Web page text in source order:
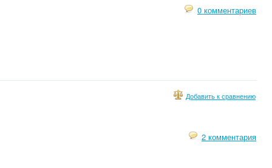
0 комментариев
Добавить к сравнению
2 комментария